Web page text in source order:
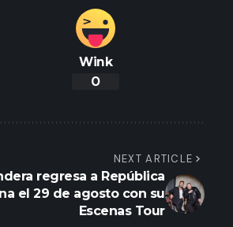
Wink
0
NEXT ARTICLE
regresa a República
el 29 de agosto con su
Escenas Tour